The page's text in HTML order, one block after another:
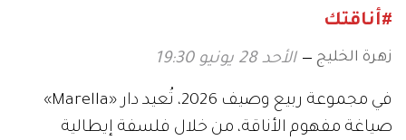
#أناقتك
زهرة الخليج الأحد 28 يونيو 19:30
في مجموعة ربيع وصيف 2026، تُعيد دار «Marella»
صياغة مفهوم الأناقة، من خلال فلسفة إيطالية